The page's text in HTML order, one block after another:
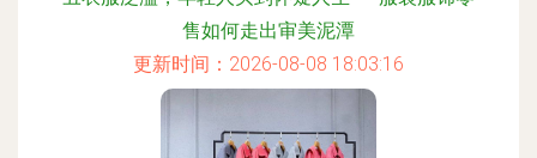
售如何走出审美泥潭
更新时间：2026-08-08 18:03:16